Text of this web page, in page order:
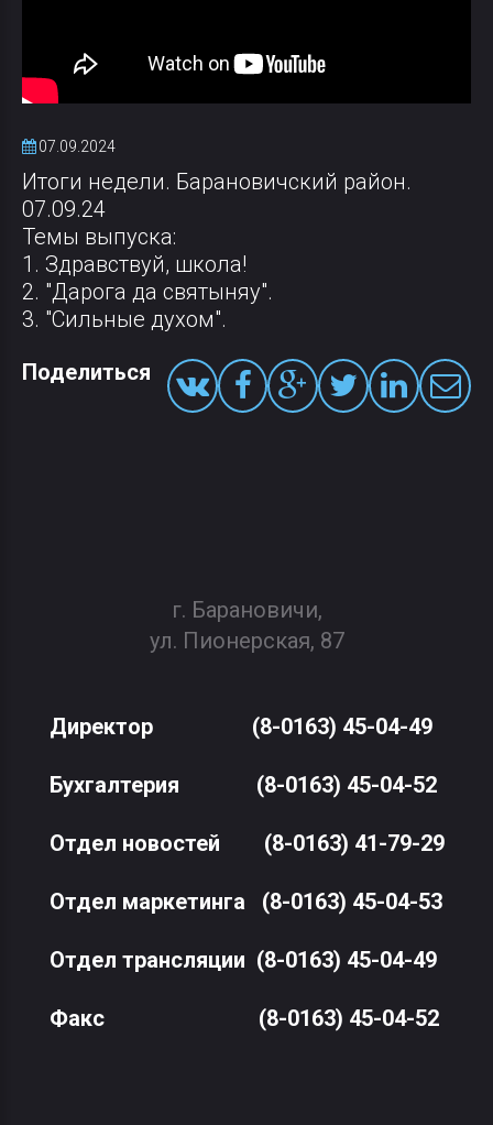
07.09.2024
Итоги недели. Барановичский район.
07.09.24
Темы выпуска:
1. Здравствуй, школа!
2. "Дарога да святыняу".
3. "Сильные духом".
Поделиться
г. Барановичи,
ул. Пионерская, 87
Директор (8-0163) 45-04-49
Бухгалтерия (8-0163) 45-04-52
Отдел новостей (8-0163) 41-79-29
Отдел маркетинга (8-0163) 45-04-53
Отдел трансляции (8-0163) 45-04-49
Факс(8-0163) 45-04-52